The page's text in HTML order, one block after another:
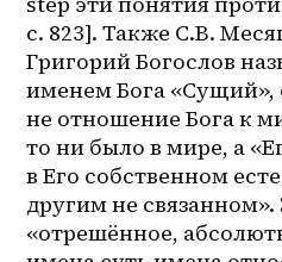
с. 823]. Также С.В.
Григорий Богослов
именем Бога «Сущий»,
не отношение Бога к
то ни было в мире, а
в Его собственном
другим не
«отрешённое,